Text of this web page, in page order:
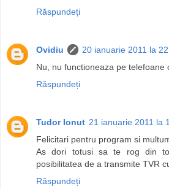
Răspundeți
Ovidiu
20 ianuarie 2011 la
Nu, nu functioneaza pe telefoane
Răspundeți
Tudor Ionut 21 ianuarie 2011 la
Felicitari pentru program si
As dori totusi sa te rog din
posibilitatea de a transmite TVR
Răspundeți